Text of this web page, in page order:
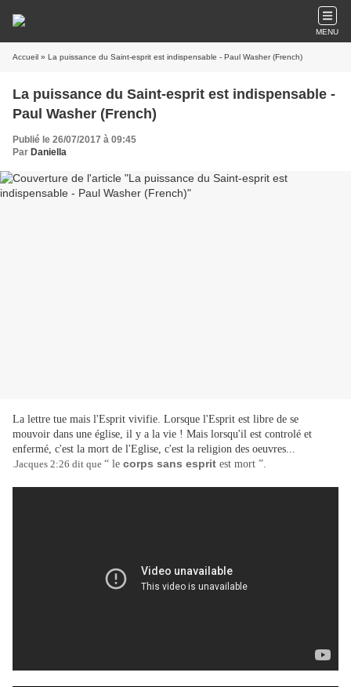
MENU
Accueil » La puissance du Saint-esprit est indispensable - Paul Washer (French)
La puissance du Saint-esprit est indispensable -
Paul Washer (French)
Publié le 26/07/2017 à 09:45
Par Daniella
La lettre tue mais l'Esprit vivifie. Lorsque l'Esprit est libre de se
mouvoir dans une église, il y a la vie ! Mais lorsqu'il est controlé et
enfermé, c'est la mort de l'Eglise, c'est la religion des oeuvres...
.Jacques 2:26 dit que “ le corps sans esprit est mort ”.